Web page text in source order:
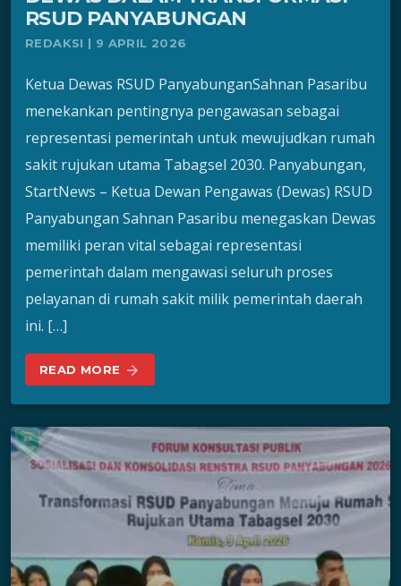
RSUD PANYABUNGAN
REDAKSI | 9 APRIL 2026
Ketua Dewas RSUD PanyabunganSahnan Pasaribu
menekankan pentingnya pengawasan sebagai
representasi pemerintah untuk mewujudkan rumah
sakit rujukan utama Tabagsel 2030. Panyabungan,
StartNews – Ketua Dewan Pengawas (Dewas) RSUD
Panyabungan Sahnan Pasaribu menegaskan Dewas
memiliki peran vital sebagai representasi
pemerintah dalam mengawasi seluruh proses
pelayanan di rumah sakit milik pemerintah daerah
ini. […]
READ MORE arrow_forward